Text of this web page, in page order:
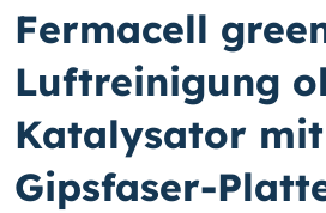
Fermacell
Luftreinigung
Katalysator mit
Gipsfaser-